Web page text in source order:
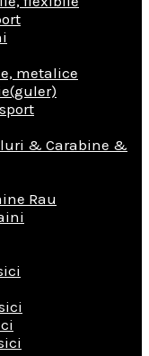
metalice
& Carabine &
Rau